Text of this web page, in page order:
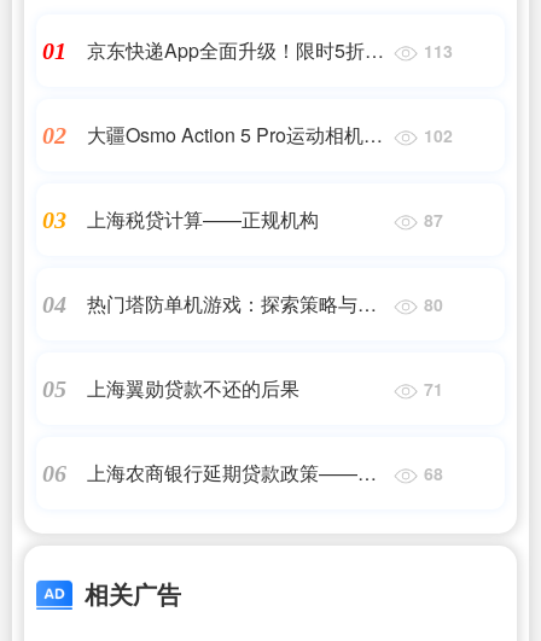
01
京东快递App全面升级！限时5折寄
113
02
大疆Osmo Action 5 Pro运动相机曝
4小时
102
03 上海税贷计算——正规机构 87
04
热门塔防单机游戏：探索策略与挑
80
05 上海翼勋贷款不还的后果 71
06
上海农商银行延期贷款政策——
68
相关广告